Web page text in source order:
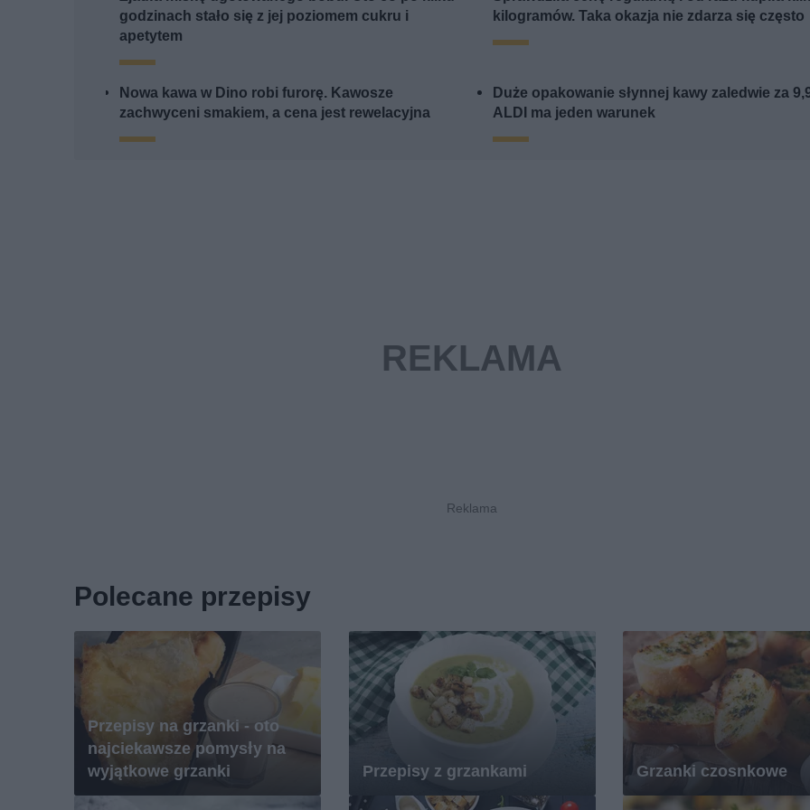
godzinach stało się z jej poziomem cukru i
apetytem
kilogramów. Taka okazja nie zdarza się często
Nowa kawa w Dino robi furorę. Kawosze
zachwyceni smakiem, a cena jest rewelacyjna
Duże opakowanie słynnej kawy zaledwie za
ALDI ma jeden warunek
Polecane przepisy
Przepisy na grzanki - oto
najciekawsze pomysły na
wyjątkowe grzanki
Przepisy z grzankami Grzanki czosnkowe